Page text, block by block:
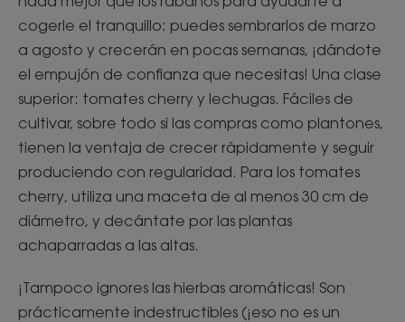
cogerle el tranquillo: puedes sembrarlos de marzo
a agosto y crecerán en pocas semanas, ¡dándote
el empujón de confianza que necesitas! Una clase
superior: tomates cherry y lechugas. Fáciles de
cultivar, sobre todo si las compras como plantones,
tienen la ventaja de crecer rápidamente y seguir
produciendo con regularidad. Para los tomates
cherry, utiliza una maceta de al menos 30 cm de
diámetro, y decántate por las plantas
achaparradas a las altas.
¡Tampoco ignores las hierbas aromáticas! Son
prácticamente indestructibles (¡eso no es un